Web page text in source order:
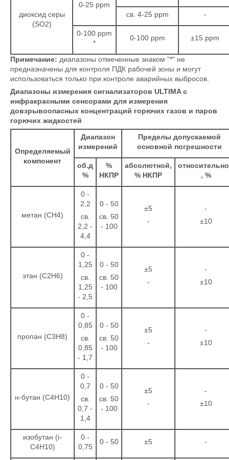
диоксид серы
(SO2)
0-25 ppm
св. 4-25 ppm -
0-100 ppm
*
0-100 ppm ±15 ppm
Примечание: диапазоны отмеченные знаком "*" не
предназначены для контроля ПДК рабочей зоны и могут
использоваться только при контроле аварийных выбросов.
Диапазоны измерения сигнализаторов ULTIMA с
инфракрасными сенсорами для измерения
довзрывоопасных концентраций горючих газов и паров
горючих жидкостей
Определяемый
компонент
Диапазон
измерений
Пределы допускаемой
основной погрешности
об.д
%
%
НКПР
абсолютной,
% НКПР
, %
метан (СН4)
0 -
2,2
св.
2,2 -
4,4
0 - 50
св. 50
- 100
±5
-
-
±10
этан (С2Н6)
0 -
1,25
св.
1,25
- 2,5
0 - 50
св. 50
- 100
±5
-
-
±10
пропан (С3Н8)
0 -
0,85
св.
0,85
- 1,7
0 - 50
св. 50
- 100
±5
-
-
±10
н-бутан (С4Н10)
0 -
0,7
св.
0,7 -
1,4
0 - 50
св. 50
- 100
±5
-
-
±10
изобутан (i-
С4Н10)
0 -
0,75
0 - 50 ±5 -